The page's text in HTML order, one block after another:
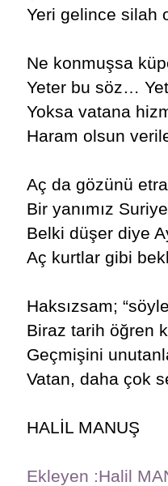
Yeri gelince silah
Ne konmuşsa
Yeter bu söz…
Yoksa vatana
Haram olsun
Aç da gözünü
Bir yanımız
Belki düşer diye
Aç kurtlar gibi
Haksızsam;
Biraz tarih öğren
Geçmişini
Vatan, daha çok
HALİL MANUŞ
Ekleyen :Halil